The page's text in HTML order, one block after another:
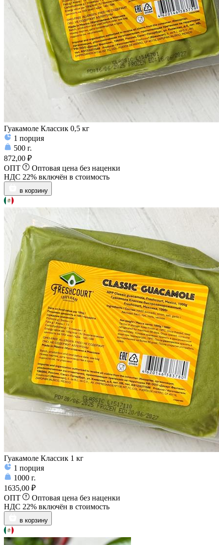
Гуакамоле Классик 0,5 кг
1 порция
500 г.
872,00 ₽
ОПТ
Оптовая цена без наценки
НДС 22% включён в стоимость
в корзину
Гуакамоле Классик 1 кг
1 порция
1000 г.
1635,00 ₽
ОПТ
Оптовая цена без наценки
НДС 22% включён в стоимость
в корзину